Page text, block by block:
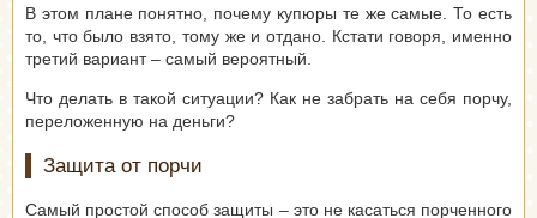
В этом плане понятно, почему купюры те же самые. То есть
то, что было взято, тому же и отдано. Кстати говоря, именно
третий вариант – самый вероятный.
Что делать в такой ситуации? Как не забрать на себя порчу,
переложенную на деньги?
Защита от порчи
Самый простой способ защиты – это не касаться порченного